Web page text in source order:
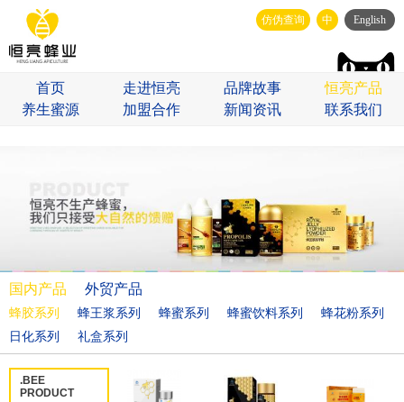
仿伪查询 中 English
首页 走进恒亮 品牌故事
恒亮产品
养生蜜源
加盟合作 新闻资讯 联系我们
国内产品 外贸产品
蜂胶系列 蜂王浆系列 蜂蜜系列 蜂蜜饮料系列
蜂花粉系列
日化系列
礼盒系列
.BEE
PRODUCT